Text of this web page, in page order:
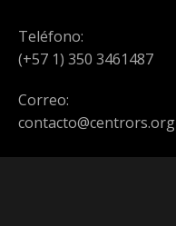
Teléfono:
(+57 1) 350 3461487
Correo:
contacto@centrors.org